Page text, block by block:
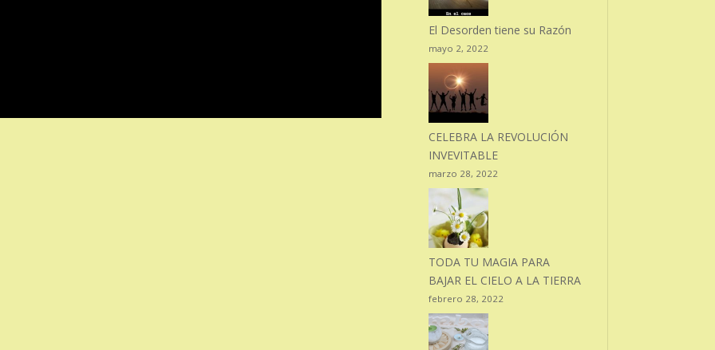
El Desorden tiene su Razón
mayo 2, 2022
CELEBRA LA REVOLUCIÓN
INVEVITABLE
marzo 28, 2022
TODA TU MAGIA PARA
BAJAR EL CIELO A LA TIERRA
febrero 28, 2022